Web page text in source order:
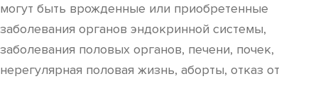
могут быть врожденные или приобретенные
заболевания органов эндокринной системы,
заболевания половых органов, печени, почек,
нерегулярная половая жизнь, аборты, отказ от